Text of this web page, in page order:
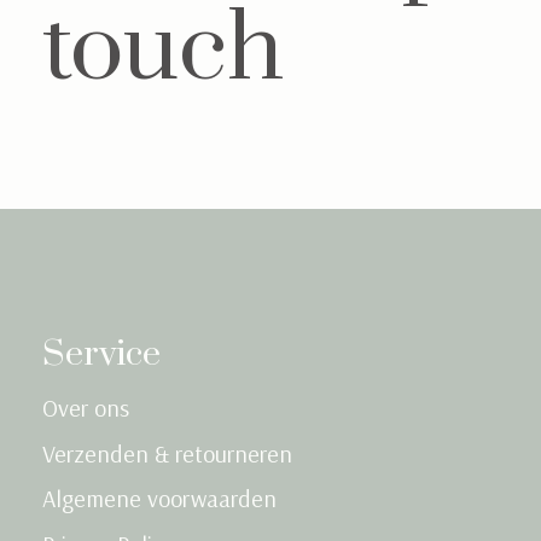
touch
Service
Over ons
Verzenden & retourneren
Algemene voorwaarden